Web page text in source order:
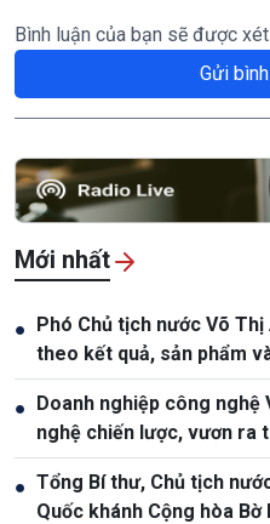
Bình luận của bạn sẽ được
Gửi
Mới nhất
● Phó Chủ tịch nước Võ
theo kết quả, sản phẩm
● Doanh nghiệp công nghệ
nghệ chiến lược, vươn ra
● Tổng Bí thư, Chủ tịch
Quốc khánh Cộng hòa Bờ